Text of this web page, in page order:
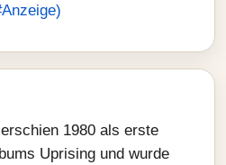
1980 als erste
Uprising und wurde